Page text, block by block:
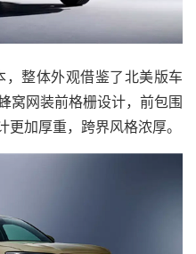
整体外观借鉴了北美版车
窝网装前格栅设计，前包围
加厚重，跨界风格浓厚。